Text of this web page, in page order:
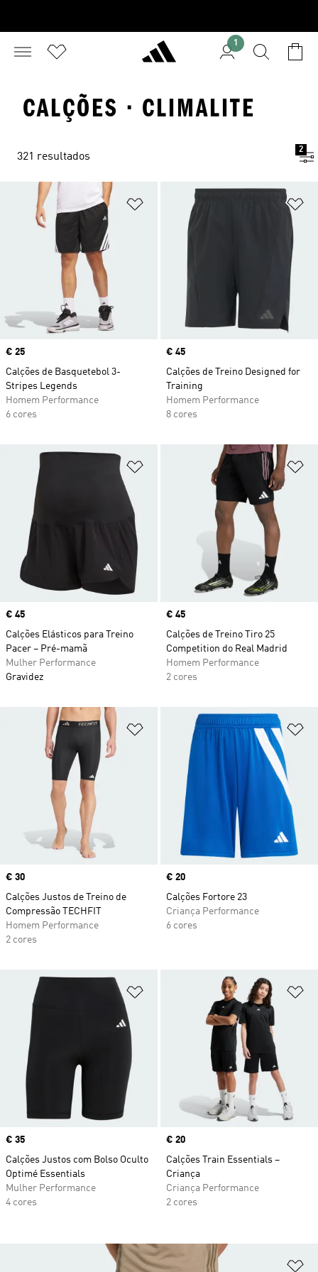
1
CALÇÕES · CLIMALITE
321 resultados
2
Adicionar à Lista de Desejos
Price
€ 25
Calções de Basquetebol 3-
Stripes Legends
Homem Performance
6 cores
Price
€ 45
Calções de Treino Designed for
Training
Homem Performance
8 cores
Adicionar à Lista de Desejos
Price
€ 45
Calções Elásticos para Treino
Pacer – Pré-mamã
Mulher Performance
Gravidez
Price
€ 45
Calções de Treino Tiro 25
Competition do Real Madrid
Homem Performance
2 cores
Adicionar à Lista de Desejos
Price
€ 30
Calções Justos de Treino de
Compressão TECHFIT
Homem Performance
2 cores
Price
€ 20
Calções Fortore 23
Criança Performance
6 cores
Adicionar à Lista de Desejos
Price
€ 35
Calções Justos com Bolso Oculto
Optimé Essentials
Mulher Performance
4 cores
Price
€ 20
Calções Train Essentials –
Criança
Criança Performance
2 cores